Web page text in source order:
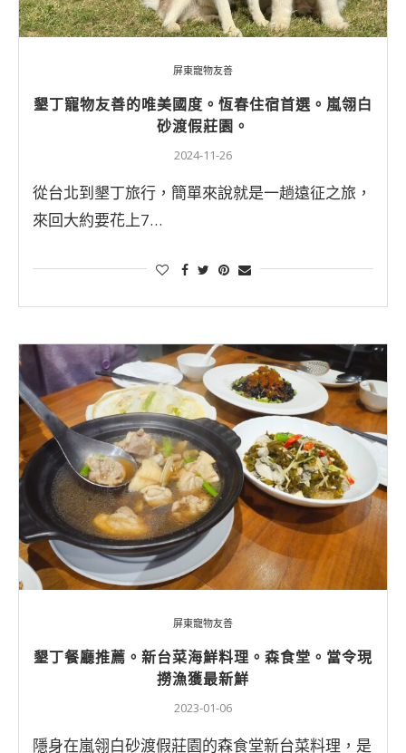
屏東寵物友善
墾丁寵物友善的唯美國度。恆春住宿首選。嵐翎白
砂渡假莊園。
2024-11-26
從台北到墾丁旅行，簡單來說就是一趟遠征之旅，
來回大約要花上7…
屏東寵物友善
墾丁餐廳推薦。新台菜海鮮料理。森食堂。當令現
撈漁獲最新鮮
2023-01-06
隱身在嵐翎白砂渡假莊園的森食堂新台菜料理，是